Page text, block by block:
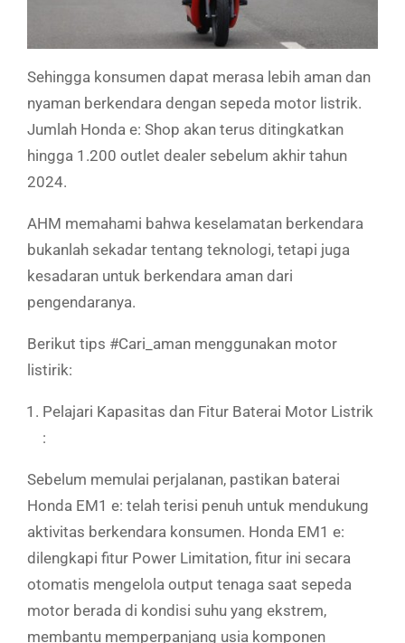
Sehingga konsumen dapat merasa lebih aman dan
nyaman berkendara dengan sepeda motor listrik.
Jumlah Honda e: Shop akan terus ditingkatkan
hingga 1.200 outlet dealer sebelum akhir tahun
2024.
AHM memahami bahwa keselamatan berkendara
bukanlah sekadar tentang teknologi, tetapi juga
kesadaran untuk berkendara aman dari
pengendaranya.
Berikut tips #Cari_aman menggunakan motor
listirik:
Pelajari Kapasitas dan Fitur Baterai Motor Listrik
:
Sebelum memulai perjalanan, pastikan baterai
Honda EM1 e: telah terisi penuh untuk mendukung
aktivitas berkendara konsumen. Honda EM1 e:
dilengkapi fitur Power Limitation, fitur ini secara
otomatis mengelola output tenaga saat sepeda
motor berada di kondisi suhu yang ekstrem,
membantu memperpanjang usia komponen